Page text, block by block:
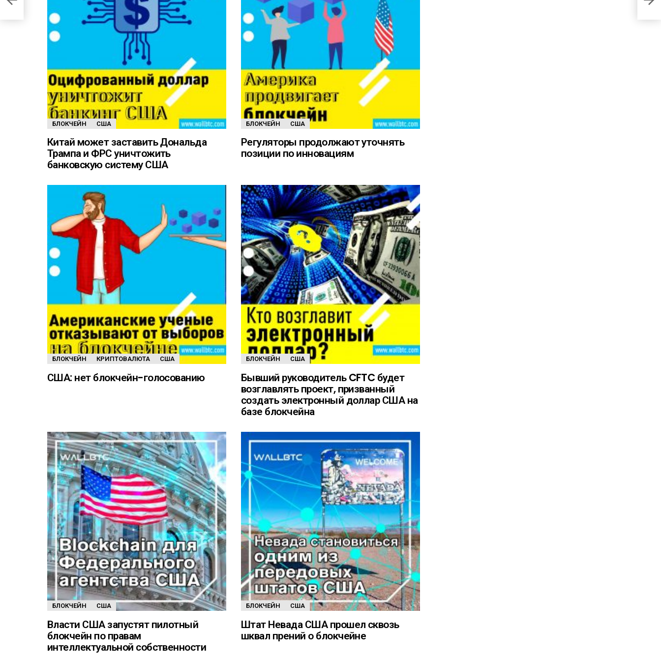
БЛОКЧЕЙН США
Китай может заставить Дональда
Трампа и ФРС уничтожить
банковскую систему США
БЛОКЧЕЙН США
Регуляторы продолжают уточнять
позиции по инновациям
БЛОКЧЕЙН КРИПТОВАЛЮТА США
США: нет блокчейн-голосованию
БЛОКЧЕЙН США
Бывший руководитель CFTC будет
возглавлять проект, призванный
создать электронный доллар США на
базе блокчейна
БЛОКЧЕЙН США
Власти США запустят пилотный
блокчейн по правам
интеллектуальной собственности
БЛОКЧЕЙН США
Штат Невада США прошел сквозь
шквал прений о блокчейне